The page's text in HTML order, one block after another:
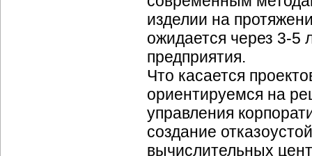
изделии на
ожидается через 3-5
предприятия.
Что касается
ориентируемся на
управления
создание
вычислительных